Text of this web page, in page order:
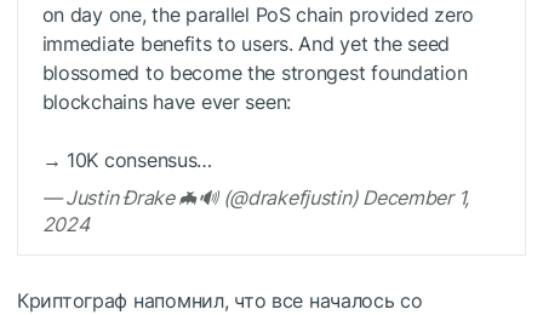
on day one, the parallel PoS chain provided zero
immediate benefits to users. And yet the seed
blossomed to become the strongest foundation
blockchains have ever seen:
→ 10K consensus…
— Justin Ðrake 🦇🔊 (@drakefjustin) December 1,
2024
Криптограф напомнил, что все началось со